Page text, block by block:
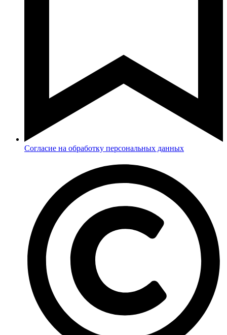
Согласие на обработку персональных данных